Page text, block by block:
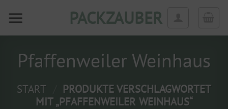
Inhalt
PACKZAUBER
Pfaffenweiler Weinhaus
START
PRODUKTE VERSCHLAGWORTET
MIT „PFAFFENWEILER WEINHAUS“